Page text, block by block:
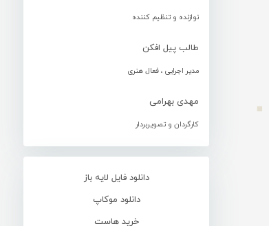
نوازنده و تنظیم کننده
طالب پیل افکن
مدیر اجرایی ، فعال هنری
مهدی بهرامی
کارگردان و تصویربردار
دانلود فایل لایه باز
دانلود موکاپ
خرید هاست